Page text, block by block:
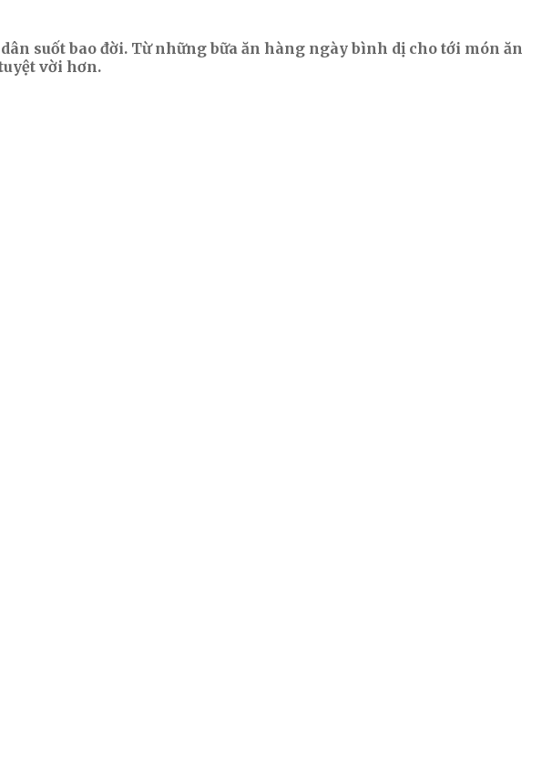
suốt bao đời. Từ những bữa ăn hàng ngày bình dị cho tới món ăn
vời hơn.